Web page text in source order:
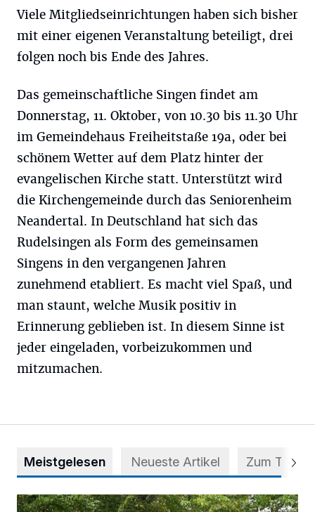
Viele Mitgliedseinrichtungen haben sich bisher
mit einer eigenen Veranstaltung beteiligt, drei
folgen noch bis Ende des Jahres.
Das gemeinschaftliche Singen findet am
Donnerstag, 11. Oktober, von 10.30 bis 11.30 Uhr
im Gemeindehaus Freiheitstaße 19a, oder bei
schönem Wetter auf dem Platz hinter der
evangelischen Kirche statt. Unterstützt wird
die Kirchengemeinde durch das Seniorenheim
Neandertal. In Deutschland hat sich das
Rudelsingen als Form des gemeinsamen
Singens in den vergangenen Jahren
zunehmend etabliert. Es macht viel Spaß, und
man staunt, welche Musik positiv in
Erinnerung geblieben ist. In diesem Sinne ist
jeder eingeladen, vorbeizukommen und
mitzumachen.
Meistgelesen Neueste Artikel Zum Thema
Aus Grau wird Haltung